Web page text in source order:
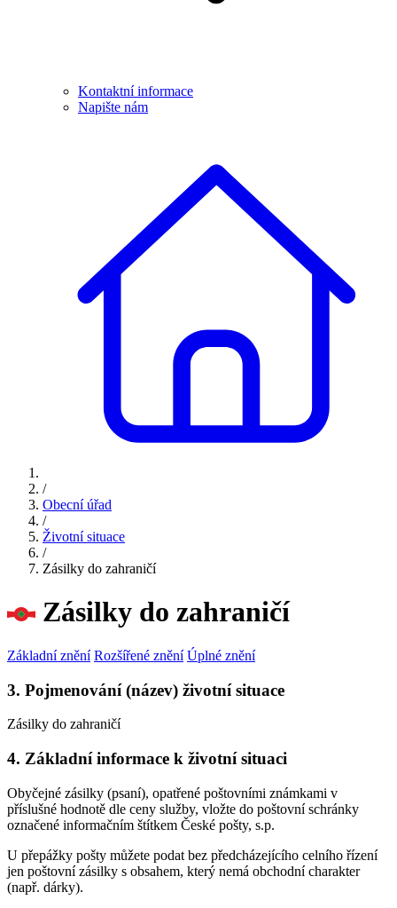
Kontaktní informace
Napište nám
/
Obecní úřad
/
Životní situace
/
Zásilky do zahraničí
Zásilky do zahraničí
Základní znění Rozšířené znění Úplné znění
3. Pojmenování (název) životní situace
Zásilky do zahraničí
4. Základní informace k životní situaci
Obyčejné zásilky (psaní), opatřené poštovními známkami v
příslušné hodnotě dle ceny služby, vložte do poštovní schránky
označené informačním štítkem České pošty, s.p.
U přepážky pošty můžete podat bez předcházejícího celního řízení
jen poštovní zásilky s obsahem, který nemá obchodní charakter
(např. dárky).